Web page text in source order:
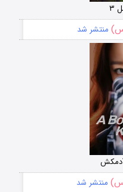
۳
منتشر شد
منتشر شد